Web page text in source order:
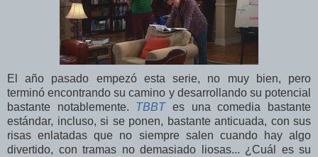
El año pasado empezó esta serie, no muy bien, pero
terminó encontrando su camino y desarrollando su potencial
bastante notablemente. TBBTes una comedia bastante
estándar, incluso, si se ponen, bastante anticuada, con sus
risas enlatadas que no siempre salen cuando hay algo
divertido, con tramas no demasiado liosas... ¿Cuál es su